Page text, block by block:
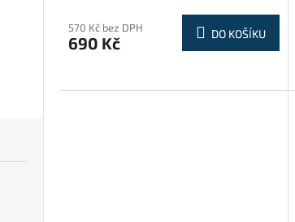
570 Kč bez DPH
690 Kč DO KOŠÍKU